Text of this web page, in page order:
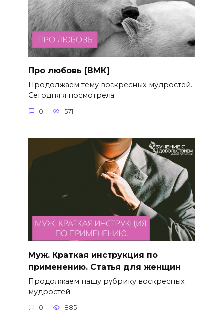
Про любовь [ВМК]
Продолжаем тему воскресных мудростей.
Сегодня я посмотрела
0 571
Муж. Краткая инструкция по
применению. Статья для женщин
Продолжаем нашу рубрику воскресных
мудростей.
0 885